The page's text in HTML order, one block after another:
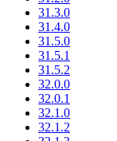
31.3.0
31.4.0
31.5.0
31.5.1
31.5.2
32.0.0
32.0.1
32.1.0
32.1.2